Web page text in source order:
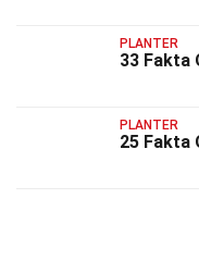
PLANTER
33 Fakta
PLANTER
25 Fakta